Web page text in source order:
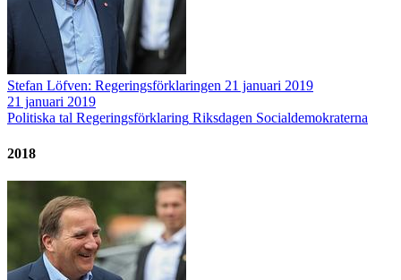
Stefan Löfven: Regeringsförklaringen 21 januari 2019
21 januari 2019
Politiska tal Regeringsförklaring Riksdagen Socialdemokraterna
2018